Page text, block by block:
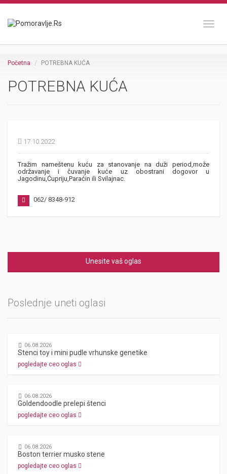
Početna POTREBNA KUĆA
POTREBNA KUĆA
17.10.2022
Tražim nameštenu kuću za stanovanje na duži period,može
održavanje i čuvanje kuće uz obostrani dogovor u
Jagodinu,Ćupriju,Paraćin ili Svilajnac.
062/ 8348-912
Unesite vaš oglas
Poslednje uneti oglasi
06.08.2026
Stenci toy i mini pudle vrhunske genetike
pogledajte ceo oglas
06.08.2026
Goldendoodle prelepi štenci
pogledajte ceo oglas
06.08.2026
Boston terrier musko stene
pogledajte ceo oglas